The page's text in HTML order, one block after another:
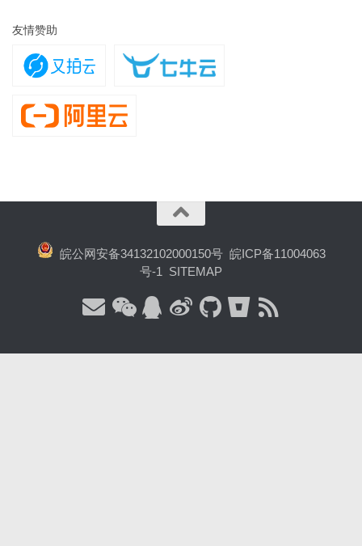
友情赞助
皖公网安备34132102000150号 皖ICP备11004063
号-1
SITEMAP